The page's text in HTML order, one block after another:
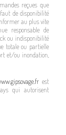
reçues que
de disponibilité
au plus vite
responsable de
ou indisponibilité
totale ou partielle
et/ou inondation,
est
qui autorisent